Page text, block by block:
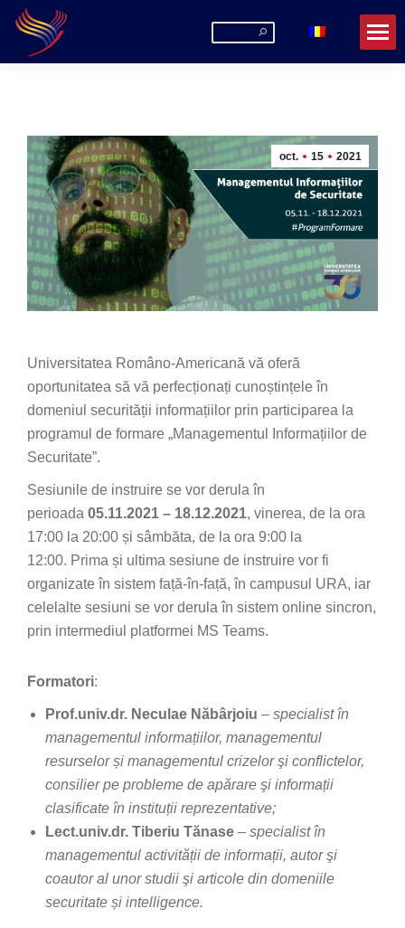
Search:
oct. 15 2021
Universitatea Româno-Americană vă oferă
oportunitatea să vă perfecționați cunoștințele în
domeniul securității informațiilor prin participarea la
programul de formare „Managementul Informațiilor de
Securitate”.
Sesiunile de instruire se vor derula în
perioada 05.11.2021 – 18.12.2021, vinerea, de la ora
17:00 la 20:00 și sâmbăta, de la ora 9:00 la
12:00. Prima și ultima sesiune de instruire vor fi
organizate în sistem față-în-față, în campusul URA, iar
celelalte sesiuni se vor derula în sistem online sincron,
prin intermediul platformei MS Teams.
Formatori:
Prof.univ.dr. Neculae Năbârjoiu – specialist în
managementul informațiilor, managementul
resurselor și managementul crizelor şi conflictelor,
consilier pe probleme de apărare şi informații
clasificate în instituții reprezentative;
Lect.univ.dr. Tiberiu Tănase – specialist în
managementul activității de informații, autor şi
coautor al unor studii şi articole din domeniile
securitate și intelligence.